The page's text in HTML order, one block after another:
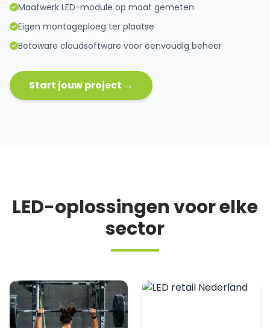
Maatwerk LED-module op maat gemeten
Eigen montageploeg ter plaatse
Betoware cloudsoftware voor eenvoudig beheer
Start jouw project →
LED-oplossingen voor elke
sector